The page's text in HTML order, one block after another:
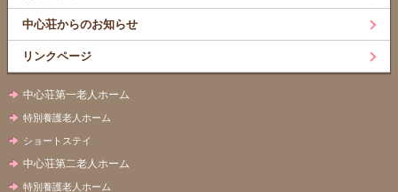
中心荘からのお知らせ
リンクページ
中心荘第一老人ホーム
特別養護老人ホーム
ショートステイ
中心荘第二老人ホーム
特別養護老人ホーム